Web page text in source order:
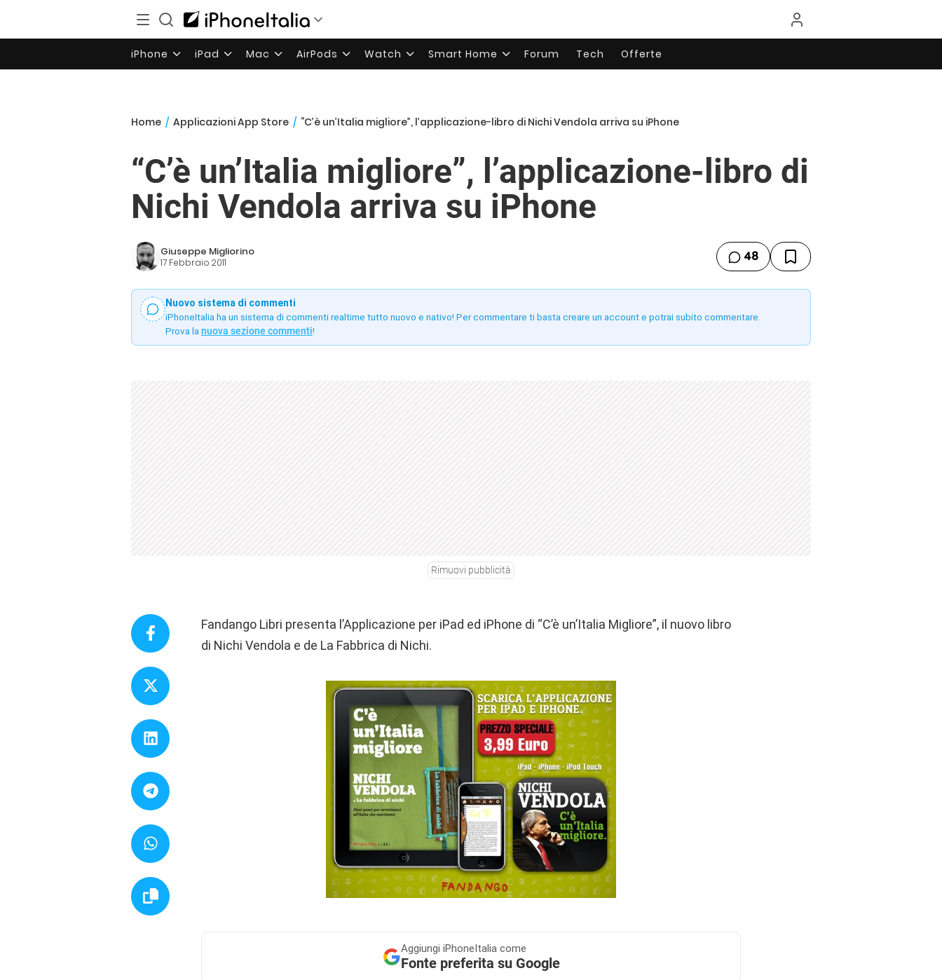
iPhone iPad Mac AirPods Watch Smart Home Forum Tech Offerte
Home / Applicazioni App Store / “C’è un’Italia migliore”, l’applicazione-libro di Nichi Vendola arriva su iPhone
“C’è un’Italia migliore”, l’applicazione-libro di
Nichi Vendola arriva su iPhone
Giuseppe Migliorino
17 Febbraio 2011 48
Nuovo sistema di commenti
iPhoneItalia ha un sistema di commenti realtime tutto nuovo e nativo! Per commentare ti basta creare un account e potrai subito commentare.
Prova la nuova sezione commenti!
Rimuovi pubblicità
Fandango Libri presenta l’Applicazione per iPad ed iPhone di “C’è un’Italia Migliore”, il nuovo libro
di Nichi Vendola e de La Fabbrica di Nichi.
Aggiungi iPhoneItalia come
Fonte preferita su Google